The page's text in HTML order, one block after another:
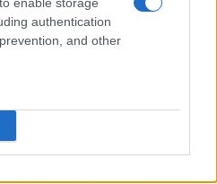
authentication
and other